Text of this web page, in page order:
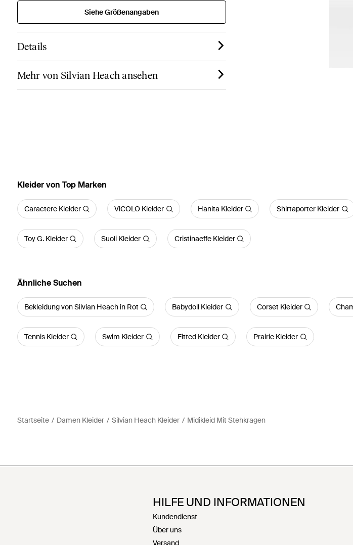
Siehe Größenangaben
Details
Mehr von Silvian Heach ansehen
Kleider von Top Marken
Caractere Kleider ViCOLO Kleider Hanita Kleider Shirtaporter Kleider
Toy G. Kleider Suoli Kleider Cristinaeffe Kleider
Ähnliche Suchen
Bekleidung von Silvian Heach in Rot Babydoll Kleider Corset Kleider
Tennis Kleider Swim Kleider Fitted Kleider Prairie Kleider
Startseite Damen Kleider Silvian Heach Kleider Midikleid Mit Stehkragen
HILFE UND INFORMATIONEN
Kundendienst
Über uns
Versand